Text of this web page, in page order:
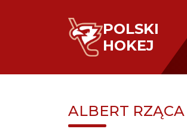
POLSKI
HOKEJ
ALBERT RZĄCA